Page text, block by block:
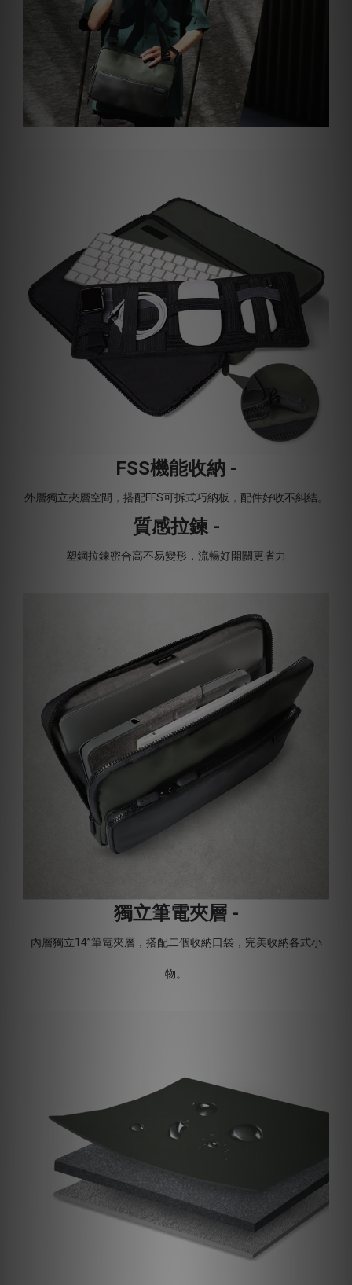
FSS機能收納 -
外層獨立夾層空間，搭配FFS可拆式巧納板，配件好收不糾結。
質感拉鍊 -
塑鋼拉鍊密合高不易變形，流暢好開關更省力
獨立筆電夾層 -
內層獨立14”筆電夾層，搭配二個收納口袋，完美收納各式小
物。